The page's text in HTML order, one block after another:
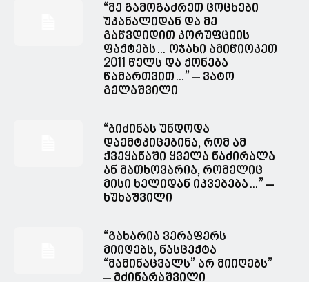
“მე გამოგაძრეთ ცოცხები
უკანალიდან და მე
გაწვდიდით კორუფციის
ფაქტებს… ოჯახი ამიწიოკეთ
2011 წელს და ქონება
წამართვით…” – ვატო
გელაშვილი
“ბიძინას უნდოდა
დაემტკიცებინა, რომ ამ
ქვეყანაში ყველა ნაძირალა
ან მათხოვარია, რომელიც
მისი ხელიდან იკვებება…” –
ხუხაშვილი
“გახარია ვერაფერს
მიიღებს, ნასცექტა
“მამინაცვალს” არ მიიღებს”
– მძინარაშვილი